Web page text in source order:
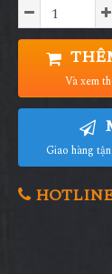
Và xem
Giao hàng